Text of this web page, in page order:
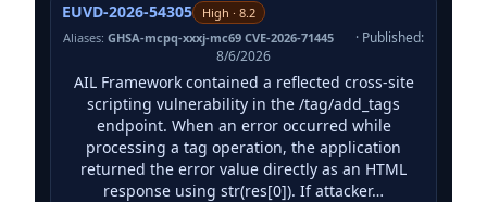
EUVD-2026-54305
High · 8.2
Aliases:GHSA-mcpq-xxxj-mc69 CVE-2026-71445
· Published:
8/6/2026
AIL Framework contained a reflected cross-site
scripting vulnerability in the /tag/add_tags
endpoint. When an error occurred while
processing a tag operation, the application
returned the error value directly as an HTML
response using str(res[0]). If attacker…